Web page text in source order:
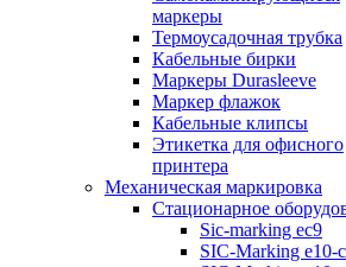
маркеры
Термоусадочная трубка
Кабельные бирки
Маркеры Durasleeve
Маркер флажок
Кабельные клипсы
Этикетка для офисного
принтера
Механическая маркировка
Стационарное
Sic-marking ec9
SIC-Marking e10-